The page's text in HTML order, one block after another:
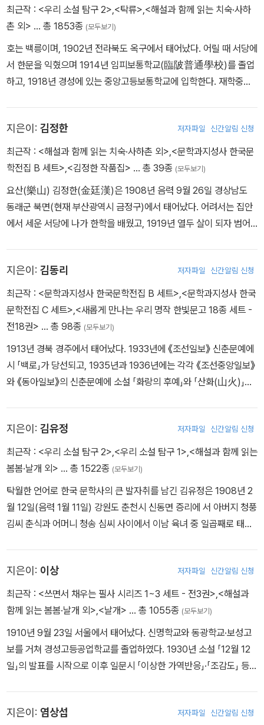
창작집 『목숨』을 출판하였고, 1930년 장편소설 『젊은 그들』 「광염
소나타」, 1932년 「발가락이 닮았다」, 「붉은 산」을 발표했다. 극심한
마에 시달리던 중 1939년 ‘성전 종군 작가’로 황국 위문을 떠났으나
1942년 불경죄로 옥고를 치르기도 했다. 1948년 장편 역사소설 『을
지문덕』과 단편 「망국인기」를 집필하던 중 생활고와 뇌막염, 동맥경
화로 병석에 누우며 중단하고 1951년 6·25 전쟁 중에 숙환으로 서울
하왕십리동 자택에서 사망하였다.
최근작 : <우리 소설 탐구 2>,<탁류>,<해설과 함께 읽는 치숙·사하
촌 외> … 총 1853종 (모두보기)
호는 백릉이며, 1902년 전라북도 옥구에서 태어났다. 어릴 때 서당에
서 한문을 익혔으며 1914년 임피보통학교(臨陂普通學校)를 졸업
하고, 1918년 경성에 있는 중앙고등보통학교에 입학한다. 재학중에
학원 문과에 입학하지만 이듬해 공부를 중단하고 동아일보 기자로 입
사했다가 1년여 만에 그만둔다. 1924년 단편 〈세 길로〉가 ‘조선문
단’에 추천되면서 문단에 등단한다. 그 뒤 〈산적〉을 비롯해 다수의 소
촌〉, 〈농민의회계〉, 〈화물자동차〉 등 동반자적인 경향의 작품을, 193
3년 〈인형의 집을 나와서〉, 1934년 〈레디메이드 인생〉 등 풍자적인
작품을 발표하여 작가로서의 기반을 굳힌다. 1936년에는 〈명일〉과
〈쑥국새〉, 〈순공있는 일요일〉, 〈사호일단〉 등을, 1938년에는 〈탁류〉
와 〈금의 열정〉 등의 일제강점기 세태를 풍자한 작품을 발표한다. 특
으로 보여주는 작품이다. 또한 1940년에 〈치안속의 풍속〉, 〈냉동어〉
등의 단편 소설을 발표한 그는 1945년 고향으로 내려가 광복 후에
〈민족의 죄인〉 등을 발표하지만 1950년에 생을 마감한다.
지은이: 김정한 저자파일 신간알림 신청
최근작 : <해설과 함께 읽는 치숙·사하촌 외>,<문학과지성사 한국문
학전집 B 세트>,<김정한 작품집> … 총 39종 (모두보기)
요산(樂山) 김정한(金廷漢)은 1908년 음력 9월 26일 경상남도
동래군 북면(현재 부산광역시 금정구)에서 태어났다. 어려서는 집안
에서 세운 서당에 나가 한학을 배웠고, 1919년 열두 살이 되자 범어
대 항일 노선을 유지했던 대표적인 사찰로 꼽힌다. 1923년 열여섯 살
때 서울의 중앙고등보통학교로 진학했으나 고향 친구들과 어울려 학
비를 탕진한 까닭에 유학 생활은 1년 6개월 만에 마감할 수밖에 없었
고, 1924년 9월 동래고등보통학교로 전학하게 되었다. 동래고보 재
출하는 방법으로 문학에 눈을 떴다고 한다. 1928년 3월 동래고보를
졸업하고, 9월 울산 대현공립보통학교의 교원으로 부임했으나, 교원
생활은 그리 오래 이어지지 못했다. 같은 해 11월 일본인 교사와 한국
인 교사의 차별 대우에 분개해 조선인교원연맹 결성을 추진하다가 피
검되었고, 이를 계기로 교사직을 그만두게 되었기 때문이다. 이때 그
마 정리한다면, 굳건한 민족의식으로 무장해 자신의 세계를 지탱해
나갔다고 파악할 수 있겠다. 김정한이 애초 관심을 보인 문학 장르는
시였다. 예컨대 경상남도 양산에는 그의 외가와 왕고모 댁이 있었고,
1927년 스무 살에 양산의 조분금(趙分今) 씨와 결혼했는데, 이곳을
취해 ＜수라도＞를 비롯한 여러 소설의 배경으로 설정해 나간 것은
에 양산에서 벌어졌던 다양한 사건들을 문학으로 끌어들이지 않았던
것이라고 이해할 수 있다. 대신 이때 몰두했던 것은 시 창작이었다. 1
928년에는 목원(牧園) 혹은 김정한(金汀翰)이라는 이름으로 ＜불
교＞와 ＜조선일보＞에 시·시조를 투고했으며, 1929년 10월부터 1
930년까지는 목원생(牧園生), 김목원(金牧園), 김추색(金秋色)
이라는 명의로 ＜조선일보＞, ＜동아일보＞, ＜조선시단＞, ＜대조
＞ 등에 다수의 시를 발표했던 것이다. 그렇지만 1931년을 기점으로
해 그는 소설 분야로 방향을 선회했는데, 11월 무렵 ＜구제사업＞이
로 출발했던 김정한이 소설 분야로 나아간 까닭은 계급 사상의 영향
지은이: 김동리 저자파일 신간알림 신청
최근작 : <문학과지성사 한국문학전집 B 세트>,<문학과지성사 한국
문학전집 C 세트>,<새롭게 만나는 우리 명작 한빛문고 18종 세트 -
전18권> … 총 98종 (모두보기)
1913년 경북 경주에서 태어났다. 1933년에 《조선일보》 신춘문예에
시 「백로」가 당선되고, 1935년과 1936년에는 각각 《조선중앙일보》
와 《동아일보》의 신춘문예에 소설 「화랑의 후예」와 「산화(山火)」가
(1967), 국민훈장 동백장(1968), 서울특별시문화상(1970)을 받았
다. 대표작으로 『등신불』 『무녀도』 『황토기』 『귀환장정』 『사반의 십
자가』 등이 있다. 1995년 사망했다.
지은이: 김유정 저자파일 신간알림 신청
최근작 : <우리 소설 탐구 2>,<우리 소설 탐구 1>,<해설과 함께 읽는
봄봄·날개 외> … 총 1522종 (모두보기)
탁월한 언어로 한국 문학사의 큰 발자취를 남긴 김유정은 1908년 2
월 12일(음력 1월 11일) 강원도 춘천시 신동면 증리에 서 아버지 청풍
김씨 춘식과 어머니 청송 심씨 사이에서 이남 육녀 중 일곱째로 태어
중퇴한 후 고향 춘천 실레 마을로 내려가 금병의숙을 세워 문맹퇴치
운동을 벌이고 금광에 손을 대기도 했다. 그러다 다시 서울로 올라와
본격적으로 문학에 대한 열정을 품고 금광 생활에서 얻은 경험과 고
네〉, 〈총각과 맹꽁이〉를 발표하고 채만식·박태원·이상 등과 교류 하며
〈금 따는 콩밭〉 〈노다지〉 〈금〉 〈떡〉 〈만무방〉 〈봄봄〉 〈안해〉 등 열한 편
의 소설과 수필 세 편을 발표해 문단의 찬사를 받고 후기 구인회 동인
으로 참여한 후 이태준, 이상과 깊은 친분을 쌓는다. 그는 이때쯤 치질
과 늑막염이 악화한 상태로 병원에서 폐결핵 진단까지 받고 고통으로
지은이: 이상 저자파일 신간알림 신청
최근작 : <쓰면서 채우는 필사 시리즈 1~3 세트 - 전3권>,<해설과
함께 읽는 봄봄·날개 외>,<날개> … 총 1055종 (모두보기)
1910년 9월 23일 서울에서 태어났다. 신명학교와 동광학교·보성고
보를 거쳐 경성고등공업학교를 졸업하였다. 1930년 소설 「12월 12
일」의 발표를 시작으로 이후 일문시 「이상한 가역반응」·「조감도」 등을
녀와의 삶을 바탕으로 「지주회시」·「날개」·「봉별기」를 썼다. 1934년
지은이: 염상섭 저자파일 신간알림 신청